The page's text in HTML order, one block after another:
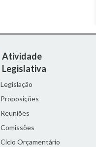
Atividade
Legislativa
Legislação
Proposições
Reuniões
Comissões
Ciclo Orçamentário